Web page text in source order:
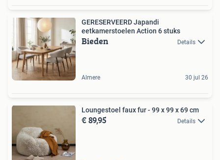
GERESERVEERD Japandi
eetkamerstoelen Action 6 stuks
Bieden Details
Almere 30 jul 26
Loungestoel faux fur - 99 x 99 x 69 cm
€ 89,95 Details